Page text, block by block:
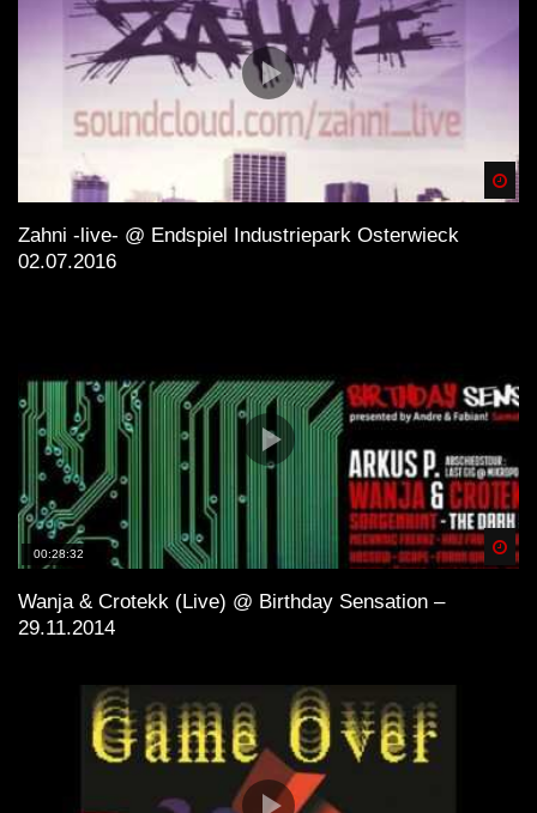
Zahni -live- @ Endspiel Industriepark Osterwieck
02.07.2016
00:28:32
Wanja & Crotekk (Live) @ Birthday Sensation –
29.11.2014